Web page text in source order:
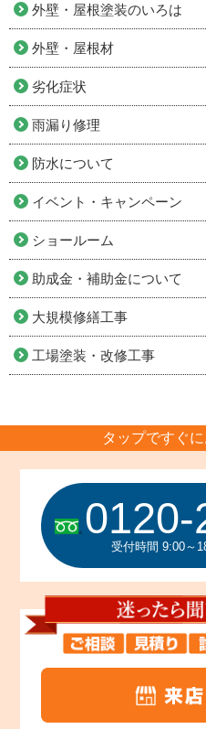
外壁・屋根塗装のいろは
外壁・屋根材
劣化症状
雨漏り修理
防水について
イベント・キャンペーン
ショールーム
助成金・補助金について
大規模修繕工事
工場塗装・改修工事
タップですぐ
0120-
受付時間 9:00～